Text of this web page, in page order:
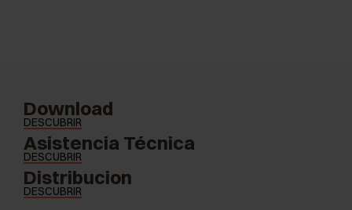
Download
DESCUBRIR
Asistencia Técnica
DESCUBRIR
Distribucion
DESCUBRIR